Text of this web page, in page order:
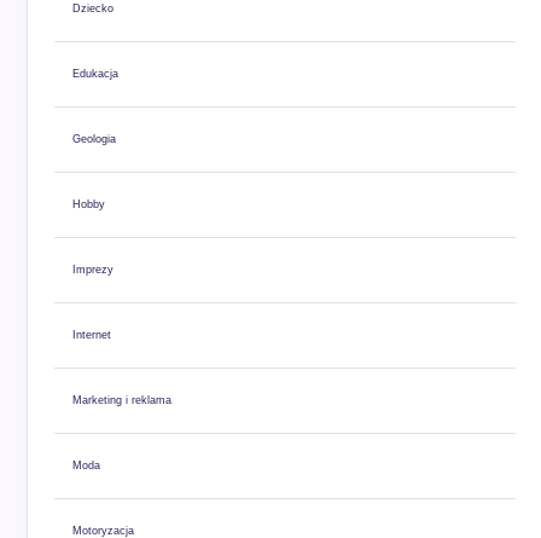
Dziecko
Edukacja
Geologia
Hobby
Imprezy
Internet
Marketing i reklama
Moda
Motoryzacja